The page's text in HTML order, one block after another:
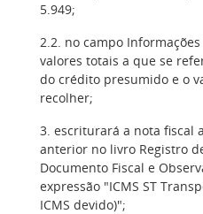
5.949;
2.2. no campo
valores totais a que se
do crédito presumido e o
recolher;
3. escriturará a nota fiscal
anterior no livro Registro
Documento Fiscal e
expressão "ICMS ST
ICMS devido)";